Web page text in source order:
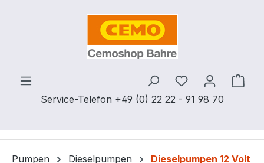
Zum Hauptinhalt springen
Service-Telefon +49 (0) 22 22 - 91 98 70
Du hast 0
Pumpen Dieselpumpen Dieselpumpen 12 Volt